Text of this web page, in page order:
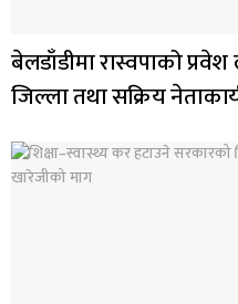
बेलडाँडीमा रास्वपाको
जिल्ला तथा सक्रिय